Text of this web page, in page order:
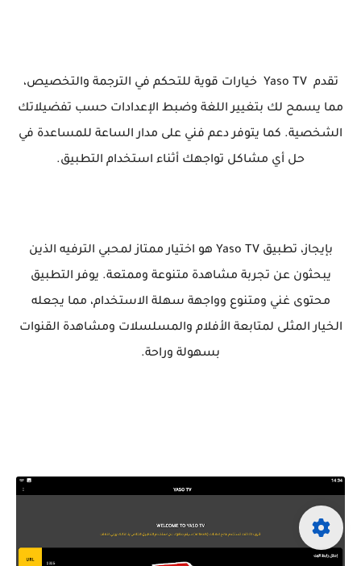
تقدم Yaso TV خيارات قوية للتحكم في الترجمة والتخصيص،
مما يسمح لك بتغيير اللغة وضبط الإعدادات حسب تفضيلاتك
الشخصية. كما يتوفر دعم فني على مدار الساعة للمساعدة في
حل أي مشاكل تواجهك أثناء استخدام التطبيق.
بإيجاز، تطبيق Yaso TV هو اختيار ممتاز لمحبي الترفيه الذين
يبحثون عن تجربة مشاهدة متنوعة وممتعة. يوفر التطبيق
محتوى غني ومتنوع وواجهة سهلة الاستخدام، مما يجعله
الخيار المثلى لمتابعة الأفلام والمسلسلات ومشاهدة القنوات
بسهولة وراحة.